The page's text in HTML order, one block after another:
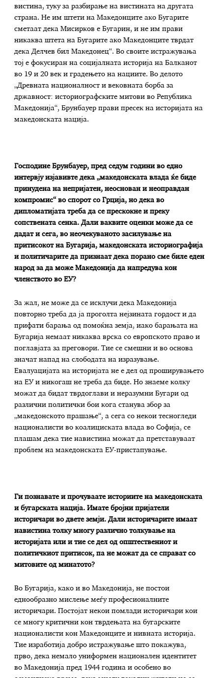
вистина, туку за разбирање на вистината на другата
страна. Не им штети на Македонците ако Бугарите
сметаат дека Мисирков е Бугарин, и не им прави
никаква штета на Бугарите ако Македонците тврдат
дека Делчев бил Македонец“. Во своите истражувања
тој е фокусиран на социјалната историја на Балканот
во 19 и 20 век и градењето на нациите. Во делото
„Древната националност и вековната борба за
државност: историографските митови во Република
Македонија“, Брунбауер прави пресек на историјата на
македонската нација.
Господине Брунбауер, пред седум години во едно
интервју изјавивте дека „македонската влада ќе биде
принудена на непријатен, неоснован и неоправдан
компромис“ во спорот со Грција, но дека во
дипломатијата треба да се прескокне и преку
сопствената сенка. Дали ваквите оценки може да се
дадат и сега, во неочекуваното засилување на
притисокот на Бугарија, македонската историографија
и политичарите да признаат дека порано сме биле еден
народ за да може Македонија да напредува кон
членството во ЕУ?
За жал, не може да се исклучи дека Македонија
повторно треба да ја проголта нејзината гордост и да
прифати барања од помоќна земја, иако барањата на
Бугарија немаат никаква врска со европското право и
поглавјата за преговори. Тие се смешни и во основа
значат напад на слободата на изразување.
Евалуацијата на историјата не е дел од проширувањето
на ЕУ и никогаш не треба да биде. Но знаеме колку
можат да бидат тврдоглави и неразумни Бугари од
различни политички бои кога станува збор за
„македонското прашање“, а сега со некои тесногледи
националисти во коалициската влада во Софија, се
плашам дека тие навистина можат да претставуваат
проблем на македонската ЕУ-пристапување.
Ги познавате и прочуваате историите на македонската
и бугарската нација. Имате бројни пријатели
историчари во двете земји. Дали историчарите имаат
навистина толку многу различно толкување на
историјата или и тие се дел од општествениот и
политичкиот притисок, па не можат да се справат со
митовите од минатото?
Во Бугарија, како и во Македонија, не постои
еднообразно мислење меѓу професионалните
историчари. Постојат некои помлади историчари кои
се многу критични кон тврдењата на бугарските
националисти кон Македонците и нивната историја.
Тие изработија добро истражување што покажува,
прво, дека немало униформен национален идентитет
во Македонија пред 1944 година и особено во